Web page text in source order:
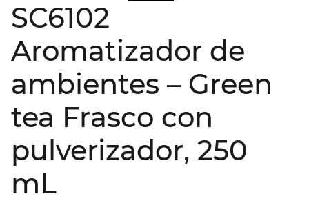
SC6102
Aromatizador de
ambientes – Green
tea Frasco con
pulverizador, 250
mL